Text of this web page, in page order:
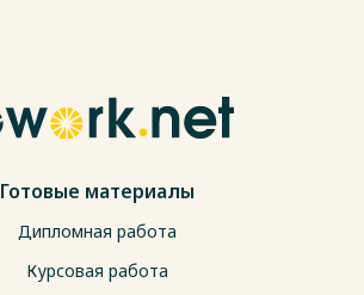
Готовые материалы
Дипломная работа
Курсовая работа